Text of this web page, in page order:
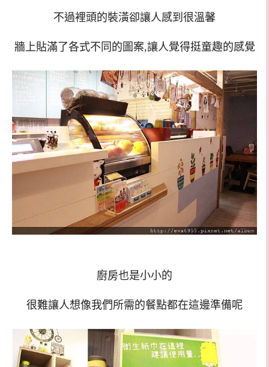
不過裡頭的裝潢卻讓人感到很溫馨
牆上貼滿了各式不同的圖案,讓人覺得挺童趣的感覺
廚房也是小小的
很難讓人想像我們所需的餐點都在這邊準備呢